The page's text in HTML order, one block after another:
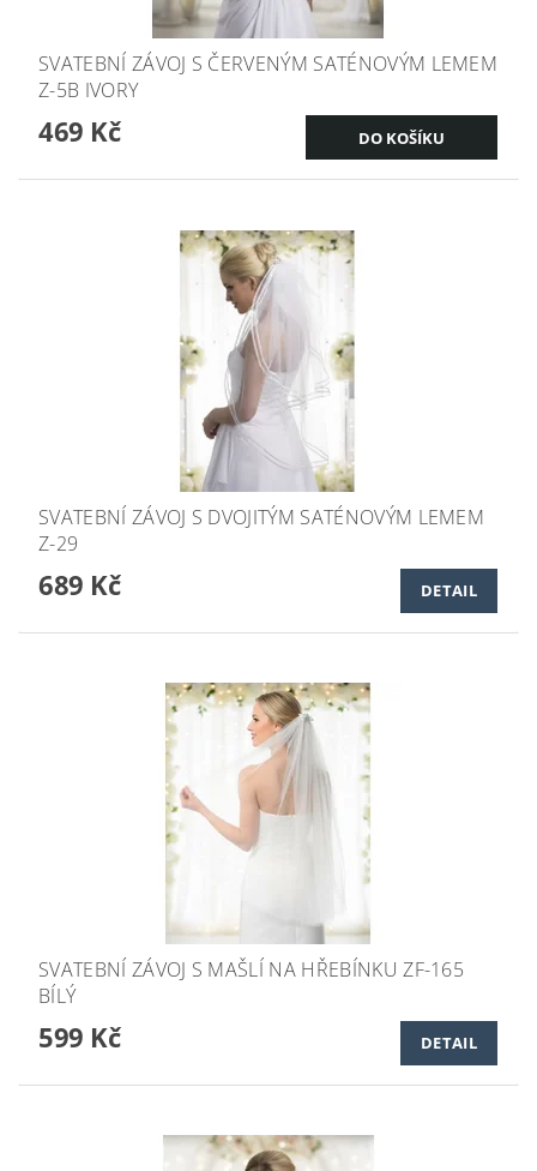
SVATEBNÍ ZÁVOJ S ČERVENÝM SATÉNOVÝM LEMEM
Z-5B IVORY
469 Kč
SVATEBNÍ ZÁVOJ S DVOJITÝM SATÉNOVÝM LEMEM
Z-29
689 Kč DETAIL
SVATEBNÍ ZÁVOJ S MAŠLÍ NA HŘEBÍNKU ZF-165
BÍLÝ
599 Kč DETAIL